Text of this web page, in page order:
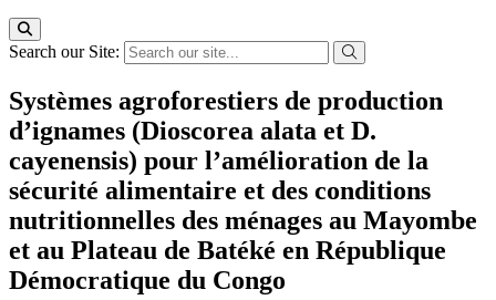
Search our Site:
Systèmes agroforestiers de production
d’ignames (Dioscorea alata et D.
cayenensis) pour l’amélioration de la
sécurité alimentaire et des conditions
nutritionnelles des ménages au Mayombe
et au Plateau de Batéké en République
Démocratique du Congo